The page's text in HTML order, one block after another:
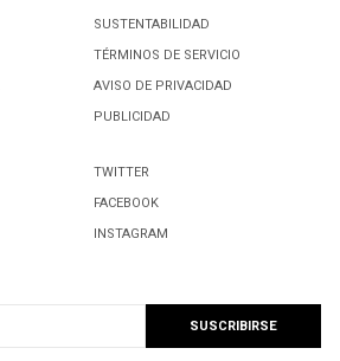
SUSTENTABILIDAD
TÉRMINOS DE SERVICIO
AVISO DE PRIVACIDAD
PUBLICIDAD
TWITTER
FACEBOOK
INSTAGRAM